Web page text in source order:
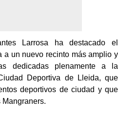
Larrosa ha destacado el
a un nuevo recinto más amplio y
dedicadas plenamente a la
Deportiva de Lleida, que
deportivos de ciudad y que